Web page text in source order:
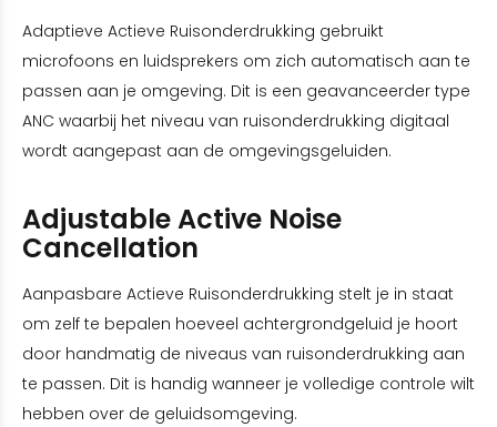
Adaptieve Actieve Ruisonderdrukking gebruikt
microfoons en luidsprekers om zich automatisch aan te
passen aan je omgeving. Dit is een geavanceerder type
ANC waarbij het niveau van ruisonderdrukking digitaal
wordt aangepast aan de omgevingsgeluiden.
Adjustable Active Noise
Cancellation
Aanpasbare Actieve Ruisonderdrukking stelt je in staat
om zelf te bepalen hoeveel achtergrondgeluid je hoort
door handmatig de niveaus van ruisonderdrukking aan
te passen. Dit is handig wanneer je volledige controle wilt
hebben over de geluidsomgeving.